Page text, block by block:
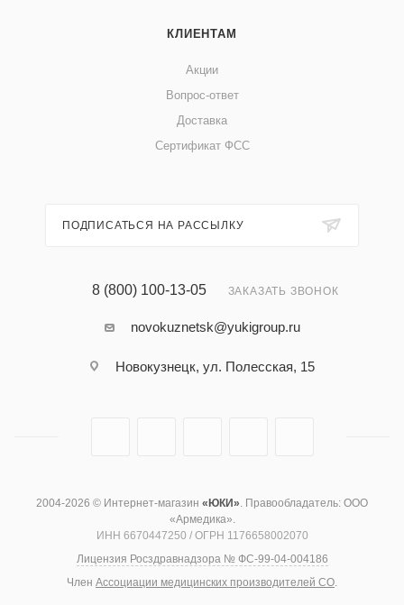
КЛИЕНТАМ
Акции
Вопрос-ответ
Доставка
Сертификат ФСС
ПОДПИСАТЬСЯ НА РАССЫЛКУ
8 (800) 100-13-05 ЗАКАЗАТЬ ЗВОНОК
novokuznetsk@yukigroup.ru
Новокузнецк, ул. Полесская, 15
2004-2026 © Интернет-магазин «ЮКИ». Правообладатель: ООО
«Армедика».
ИНН 6670447250 / ОГРН 1176658002070
Лицензия Росздравнадзора № ФС-99-04-004186
Член Ассоциации медицинских производителей СО.